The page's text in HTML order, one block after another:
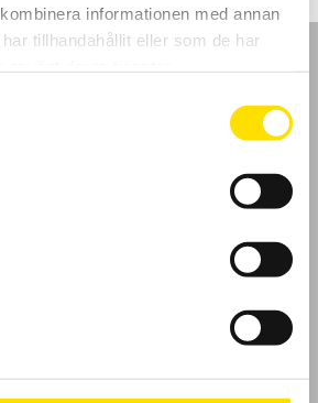
informationen med annan
tillhandahållit eller som de har